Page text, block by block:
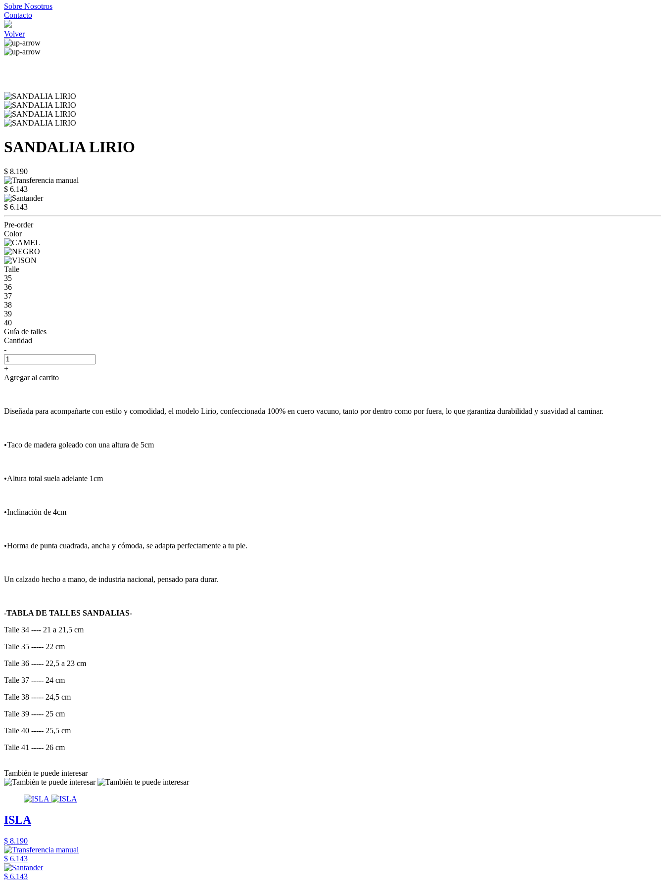
Sobre Nosotros
Contacto
Volver
SANDALIA LIRIO
$ 8.190
$ 6.143
$ 6.143
Pre-order
Color
Talle
35
36
37
38
39
40
Guía de talles
Cantidad
-
+
Agregar al carrito
Diseñada para acompañarte con estilo y comodidad, el modelo Lirio, confeccionada 100% en cuero vacuno, tanto por dentro como por fuera, lo que garantiza durabilidad y suavidad al caminar.
•Taco de madera goleado con una altura de 5cm
•Altura total suela adelante 1cm
•Inclinación de 4cm
•Horma de punta cuadrada, ancha y cómoda, se adapta perfectamente a tu pie.
Un calzado hecho a mano, de industria nacional, pensado para durar.
-TABLA DE TALLES SANDALIAS-
Talle 34 ---- 21 a 21,5 cm
Talle 35 ----- 22 cm
Talle 36 ----- 22,5 a 23 cm
Talle 37 ----- 24 cm
Talle 38 ----- 24,5 cm
Talle 39 ----- 25 cm
Talle 40 ----- 25,5 cm
Talle 41 ----- 26 cm
También te puede interesar
ISLA
$ 8.190
$ 6.143
$ 6.143